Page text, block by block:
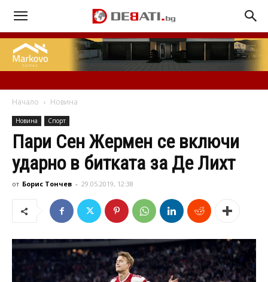
Начало Новина
Новина Спорт
Пари Сен Жермен се включи
ударно в битката за Де Лихт
от Борис Тончев - 29.05.2019, 12:38